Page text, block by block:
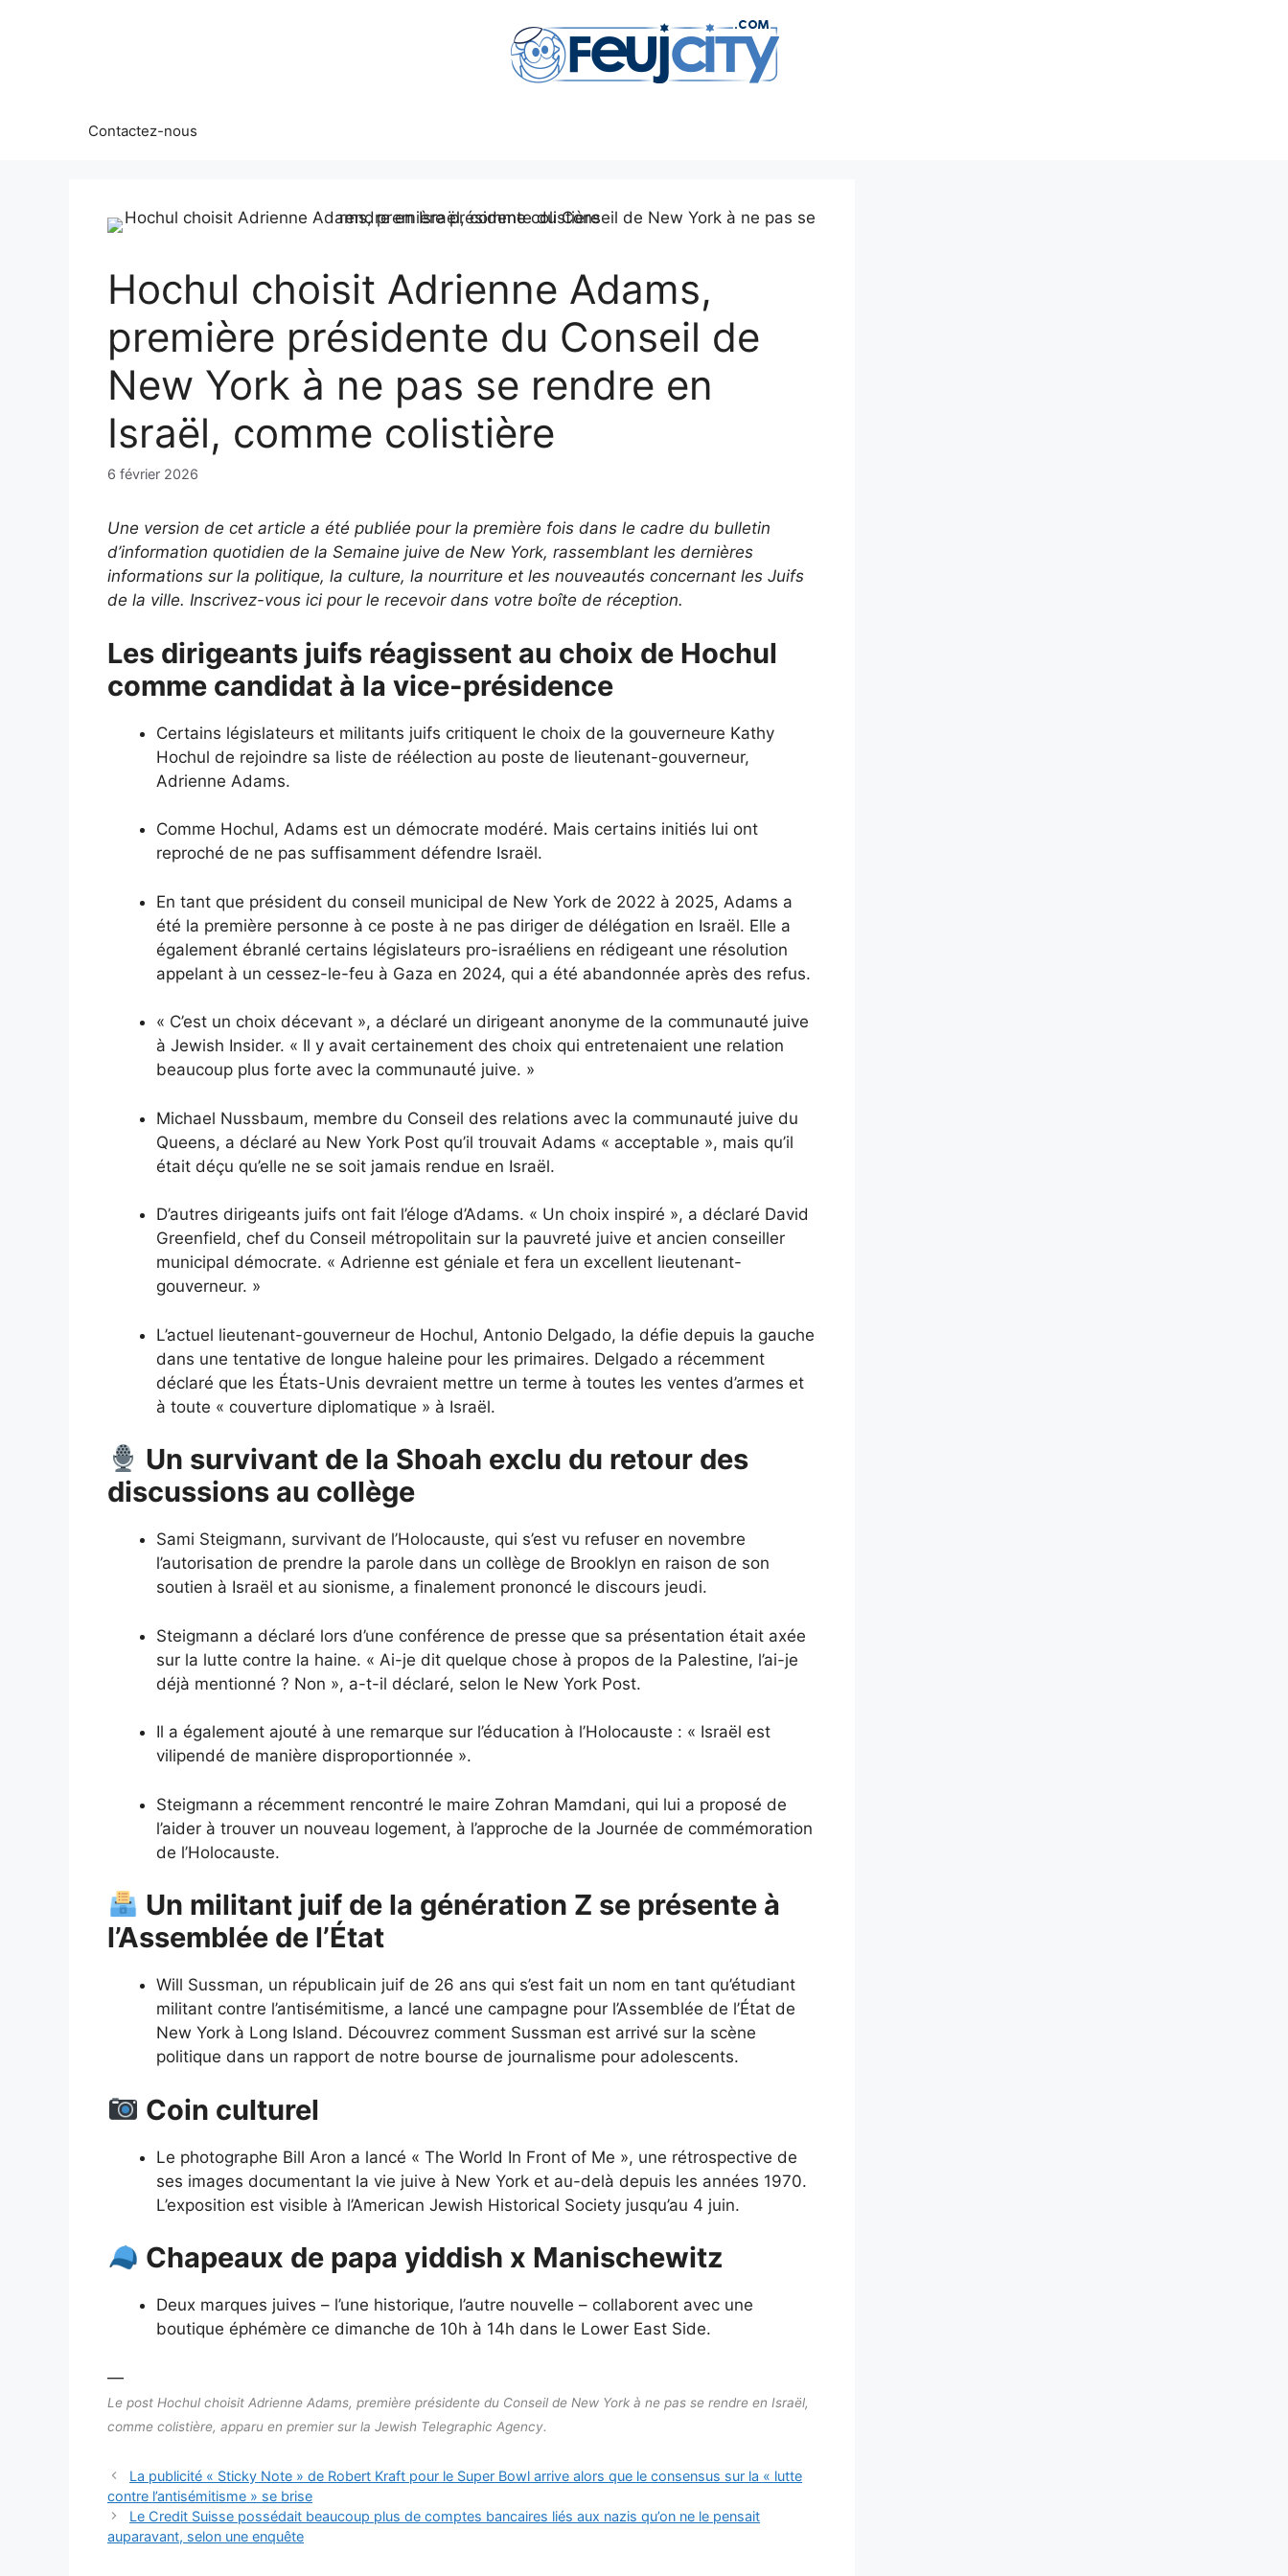
Contactez-nous
Hochul choisit Adrienne Adams,
première présidente du Conseil de
New York à ne pas se rendre en
Israël, comme colistière
6 février 2026
Une version de cet article a été publiée pour la première fois dans le cadre du bulletin
d’information quotidien de la Semaine juive de New York, rassemblant les dernières
informations sur la politique, la culture, la nourriture et les nouveautés concernant les Juifs
de la ville. Inscrivez-vous ici pour le recevoir dans votre boîte de réception.
Les dirigeants juifs réagissent au choix de Hochul
comme candidat à la vice-présidence
Certains législateurs et militants juifs critiquent le choix de la gouverneure Kathy
Hochul de rejoindre sa liste de réélection au poste de lieutenant-gouverneur,
Adrienne Adams.
Comme Hochul, Adams est un démocrate modéré. Mais certains initiés lui ont
reproché de ne pas suffisamment défendre Israël.
En tant que président du conseil municipal de New York de 2022 à 2025, Adams a
été la première personne à ce poste à ne pas diriger de délégation en Israël. Elle a
également ébranlé certains législateurs pro-israéliens en rédigeant une résolution
appelant à un cessez-le-feu à Gaza en 2024, qui a été abandonnée après des refus.
« C’est un choix décevant », a déclaré un dirigeant anonyme de la communauté juive
à Jewish Insider. « Il y avait certainement des choix qui entretenaient une relation
beaucoup plus forte avec la communauté juive. »
Michael Nussbaum, membre du Conseil des relations avec la communauté juive du
Queens, a déclaré au New York Post qu’il trouvait Adams « acceptable », mais qu’il
était déçu qu’elle ne se soit jamais rendue en Israël.
D’autres dirigeants juifs ont fait l’éloge d’Adams. « Un choix inspiré », a déclaré David
Greenfield, chef du Conseil métropolitain sur la pauvreté juive et ancien conseiller
municipal démocrate. « Adrienne est géniale et fera un excellent lieutenant-
gouverneur. »
L’actuel lieutenant-gouverneur de Hochul, Antonio Delgado, la défie depuis la gauche
dans une tentative de longue haleine pour les primaires. Delgado a récemment
déclaré que les États-Unis devraient mettre un terme à toutes les ventes d’armes et
à toute « couverture diplomatique » à Israël.
Un survivant de la Shoah exclu du retour des
discussions au collège
Sami Steigmann, survivant de l’Holocauste, qui s’est vu refuser en novembre
l’autorisation de prendre la parole dans un collège de Brooklyn en raison de son
soutien à Israël et au sionisme, a finalement prononcé le discours jeudi.
Steigmann a déclaré lors d’une conférence de presse que sa présentation était axée
sur la lutte contre la haine. « Ai-je dit quelque chose à propos de la Palestine, l’ai-je
déjà mentionné ? Non », a-t-il déclaré, selon le New York Post.
Il a également ajouté à une remarque sur l’éducation à l’Holocauste : « Israël est
vilipendé de manière disproportionnée ».
Steigmann a récemment rencontré le maire Zohran Mamdani, qui lui a proposé de
l’aider à trouver un nouveau logement, à l’approche de la Journée de commémoration
de l’Holocauste.
Un militant juif de la génération Z se présente à
l’Assemblée de l’État
Will Sussman, un républicain juif de 26 ans qui s’est fait un nom en tant qu’étudiant
militant contre l’antisémitisme, a lancé une campagne pour l’Assemblée de l’État de
New York à Long Island. Découvrez comment Sussman est arrivé sur la scène
politique dans un rapport de notre bourse de journalisme pour adolescents.
Coin culturel
Le photographe Bill Aron a lancé « The World In Front of Me », une rétrospective de
ses images documentant la vie juive à New York et au-delà depuis les années 1970.
L’exposition est visible à l’American Jewish Historical Society jusqu’au 4 juin.
Chapeaux de papa yiddish x Manischewitz
Deux marques juives – l’une historique, l’autre nouvelle – collaborent avec une
boutique éphémère ce dimanche de 10h à 14h dans le Lower East Side.
—
Le post Hochul choisit Adrienne Adams, première présidente du Conseil de New York à ne pas se rendre en Israël,
comme colistière, apparu en premier sur la Jewish Telegraphic Agency.
La publicité « Sticky Note » de Robert Kraft pour le Super Bowl arrive alors que le consensus sur la « lutte
contre l’antisémitisme » se brise
Le Credit Suisse possédait beaucoup plus de comptes bancaires liés aux nazis qu’on ne le pensait
auparavant, selon une enquête